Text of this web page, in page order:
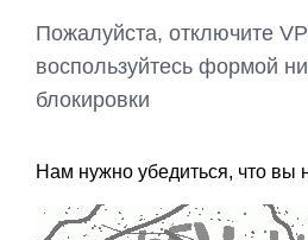
Пожалуйста, отключите
воспользуйтесь формой
блокировки
Нам нужно убедиться, что вы